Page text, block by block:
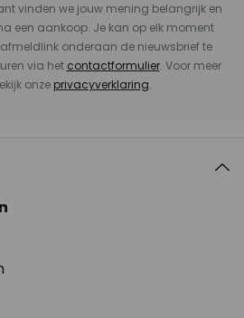
vinden we jouw mening belangrijk en
een aankoop. Je kan op elk moment
onderaan de nieuwsbrief te
via het contactformulier. Voor meer
onze privacyverklaring.